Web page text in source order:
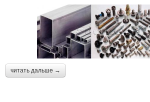
читать дальше →